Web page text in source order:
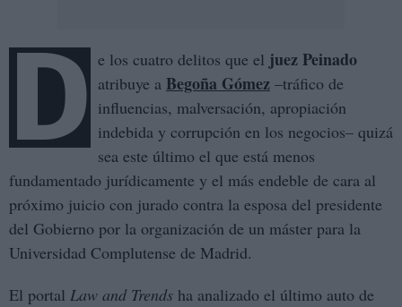
D e los cuatro delitos que el juez Peinado
atribuye a Begoña Gómez –tráfico de
influencias, malversación, apropiación
indebida y corrupción en los negocios– quizá
sea este último el que está menos
fundamentado jurídicamente y el más endeble de cara al
próximo juicio con jurado contra la esposa del presidente
del Gobierno por la organización de un máster para la
Universidad Complutense de Madrid.
El portal Law and Trends ha analizado el último auto de